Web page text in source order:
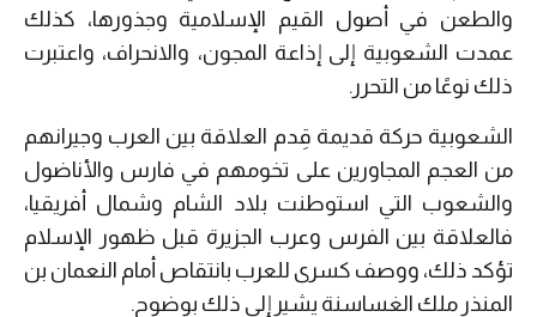
والطعن في أصول القيم الإسلامية وجذورها، كذلك
عمدت الشعوبية إلى إذاعة المجون، والانحراف، واعتبرت
ذلك نوعًا من التحرر.
الشعوبية حركة قديمة قِدم العلاقة بين العرب وجيرانهم
من العجم المجاورين على تخومهم في فارس والأناضول
والشعوب التي استوطنت بلاد الشام وشمال أفريقيا،
فالعلاقة بين الفرس وعرب الجزيرة قبل ظهور الإسلام
تؤكد ذلك، ووصف كسرى للعرب بانتقاص أمام النعمان بن
المنذر ملك الغساسنة يشير إلى ذلك بوضوح.